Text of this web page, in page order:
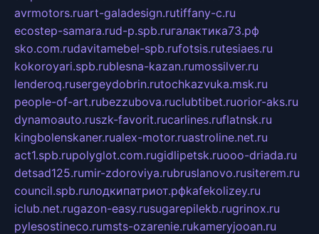
avrmotors.ruart-galadesign.rutiffany-c.ru
ecostep-samara.rud-p.spb.ruгалактика73.рф
sko.com.rudavitamebel-spb.rufotsis.rutesiaes.ru
kokoroyari.spb.rublesna-kazan.rumossilver.ru
lenderoq.rusergeydobrin.rutochkazvuka.msk.ru
people-of-art.rubezzubova.ruclubtibet.ruorior-aks.ru
dynamoauto.ruszk-favorit.rucarlines.ruflatnsk.ru
kingbolenskaner.rualex-motor.ruastroline.net.ru
act1.spb.rupolyglot.com.rugidlipetsk.ruooo-driada.ru
detsad125.rumir-zdoroviya.rubruslanovo.rusiterem.ru
council.spb.ruлодкипатриот.рфkafekolizey.ru
iclub.net.rugazon-easy.rusugarepilekb.rugrinox.ru
pylesostineco.rumsts-ozarenie.rukameryjooan.ru